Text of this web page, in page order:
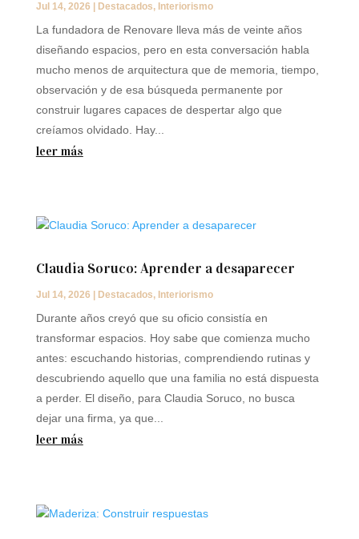
Jul 14, 2026 Destacados, Interiorismo
La fundadora de Renovare lleva más de veinte años
diseñando espacios, pero en esta conversación habla
mucho menos de arquitectura que de memoria, tiempo,
observación y de esa búsqueda permanente por
construir lugares capaces de despertar algo que
creíamos olvidado. Hay...
leer más
Claudia Soruco: Aprender a desaparecer
Jul 14, 2026 Destacados, Interiorismo
Durante años creyó que su oficio consistía en
transformar espacios. Hoy sabe que comienza mucho
antes: escuchando historias, comprendiendo rutinas y
descubriendo aquello que una familia no está dispuesta
a perder. El diseño, para Claudia Soruco, no busca
dejar una firma, ya que...
leer más